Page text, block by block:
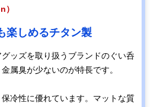
）
楽しめるチタン製
ッズを取り扱うブランドのぐい呑
属臭が少ないのが特長です。
冷性に優れています。マットな質